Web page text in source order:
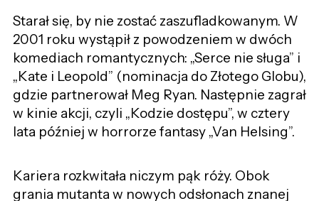
Starał się, by nie zostać zaszufladkowanym. W
2001 roku wystąpił z powodzeniem w dwóch
komediach romantycznych: „Serce nie sługa” i
„Kate i Leopold” (nominacja do Złotego Globu),
gdzie partnerował Meg Ryan. Następnie zagrał
w kinie akcji, czyli „Kodzie dostępu”, w cztery
lata później w horrorze fantasy „Van Helsing”.
Kariera rozkwitała niczym pąk róży. Obok
grania mutanta w nowych odsłonach znanej